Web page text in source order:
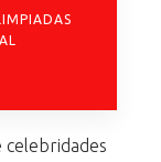
celebridades